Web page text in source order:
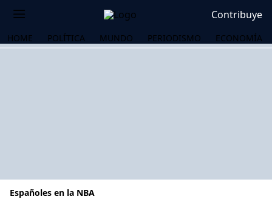
Contribuye
HOME POLÍTICA MUNDO PERIODISMO ECONOMÍA
Españoles en la NBA